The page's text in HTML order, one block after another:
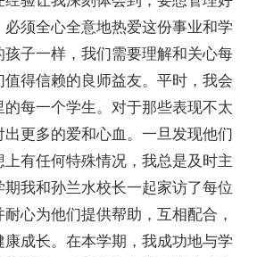
须全心全意地热爱这份事业和学
子一样，我们需要理解和关心每
得信赖的良师益友。平时，我会
每一个学生。对于那些表现不太
更多的爱和心血。一旦发现他们
有任何特殊情况，我总是及时主
我和孙兰水校长一起家访了每位
心为他们提供帮助，互相配合，
成长。在本学期，我成功地与学